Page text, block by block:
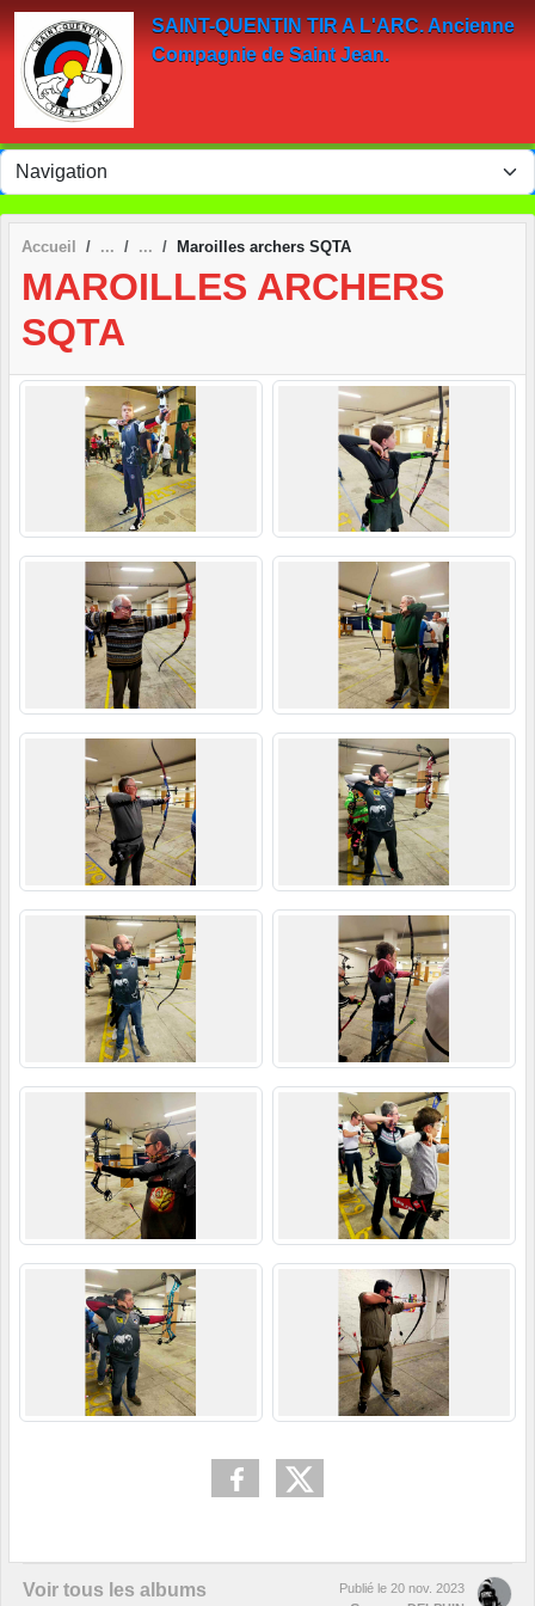
SAINT-QUENTIN TIR A L'ARC. Ancienne
Compagnie de Saint Jean.
Accueil Maroilles archers SQTA
MAROILLES ARCHERS
SQTA
Voir tous les albums Publié le 20 nov. 2023
Panneau de gestion des cookies